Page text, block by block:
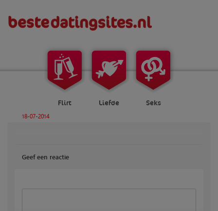
Flirt Liefde Seks
18-07-2014
Geef een reactie